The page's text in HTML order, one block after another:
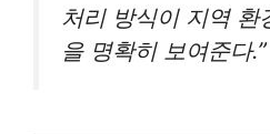
처리 방식이 지역 환
을 명확히 보여준다.”